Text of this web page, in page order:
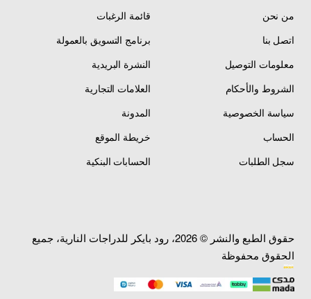
من نحن
اتصل بنا
معلومات التوصيل
الشروط والأحكام
سياسة الخصوصية
الحساب
سجل الطلبات
قائمة الرغبات
برنامج التسويق بالعمولة
النشرة البريدية
العلامات التجارية
المدونة
خريطة الموقع
الحسابات البنكية
حقوق الطبع والنشر © 2026، رود بايكر للدراجات النارية، جميع
الحقوق محفوظة